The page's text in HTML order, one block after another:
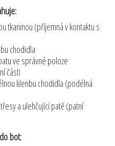
tkaninou (příjemná v kontaktu s
chodidla
ve správné poloze
části
klenbu chodidla (podélná
a ulehčující patě (patní
bot: